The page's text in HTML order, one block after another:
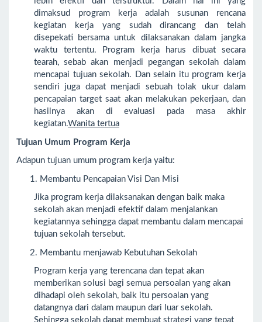
dimaksud program kerja adalah susunan rencana
kegiatan kerja yang sudah dirancang dan telah
disepekati bersama untuk dilaksanakan dalam jangka
waktu tertentu. Program kerja harus dibuat secara
tearah, sebab akan menjadi pegangan sekolah dalam
mencapai tujuan sekolah. Dan selain itu program kerja
sendiri juga dapat menjadi sebuah tolak ukur dalam
pencapaian target saat akan melakukan pekerjaan, dan
hasilnya akan di evaluasi pada masa akhir
kegiatan.Wanita tertua
Tujuan Umum Program Kerja
Adapun tujuan umum program kerja yaitu:
Membantu Pencapaian Visi Dan Misi
Jika program kerja dilaksanakan dengan baik maka
sekolah akan menjadi efektif dalam menjalankan
kegiatannya sehingga dapat membantu dalam mencapai
tujuan sekolah tersebut.
Membantu menjawab Kebutuhan Sekolah
Program kerja yang terencana dan tepat akan
memberikan solusi bagi semua persoalan yang akan
dihadapi oleh sekolah, baik itu persoalan yang
datangnya dari dalam maupun dari luar sekolah.
Sehingga sekolah dapat membuat strategi yang tepat